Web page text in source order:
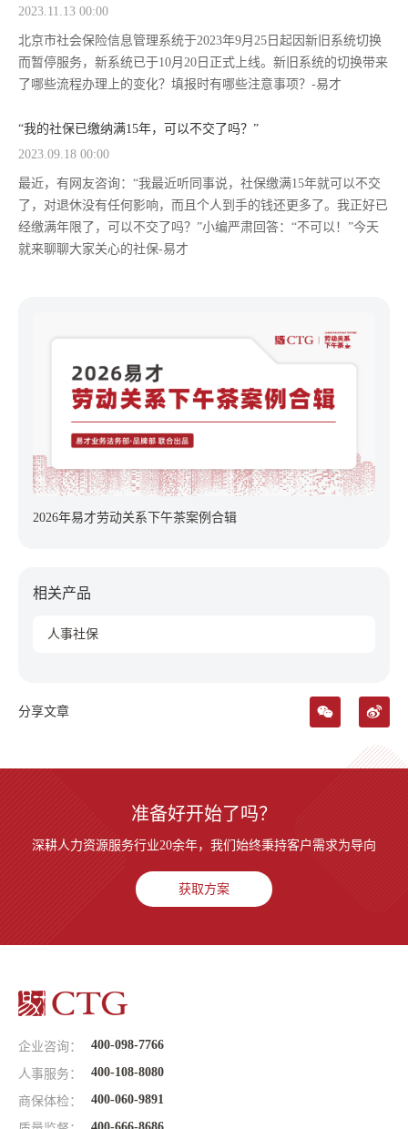
2023.11.13 00:00
北京市社会保险信息管理系统于2023年9月25日起因新旧系统切换
而暂停服务，新系统已于10月20日正式上线。新旧系统的切换带来
了哪些流程办理上的变化？填报时有哪些注意事项？-易才
“我的社保已缴纳满15年，可以不交了吗？”
2023.09.18 00:00
最近，有网友咨询：“我最近听同事说，社保缴满15年就可以不交
了，对退休没有任何影响，而且个人到手的钱还更多了。我正好已
经缴满年限了，可以不交了吗？”小编严肃回答：“不可以！”今天
就来聊聊大家关心的社保-易才
2026年易才劳动关系下午茶案例合辑
相关产品
人事社保
分享文章
准备好开始了吗？
深耕人力资源服务行业20余年，我们始终秉持客户需求为导向
获取方案
企业咨询： 400-098-7766
人事服务： 400-108-8080
商保体检： 400-060-9891